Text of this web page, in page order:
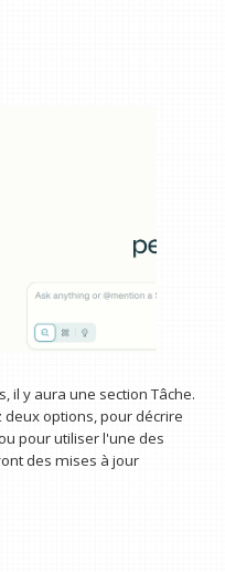
il y aura une section Tâche.
options, pour décrire
pour utiliser l'une des
des mises à jour